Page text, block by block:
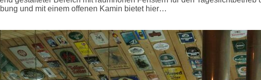
und mit einem offenen Kamin bietet hier…